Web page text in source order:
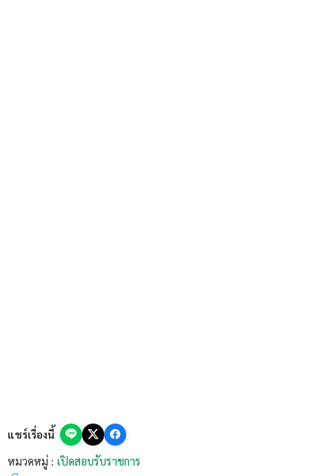
แชร์เรื่องนี้
หมวดหมู่ : เปิดสอบรับราชการ